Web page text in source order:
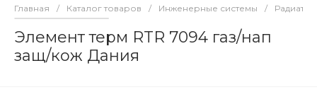
Главная / Каталог товаров / Инженерные системы /
Элемент терм RTR 7094 газ/нап
защ/кож Дания